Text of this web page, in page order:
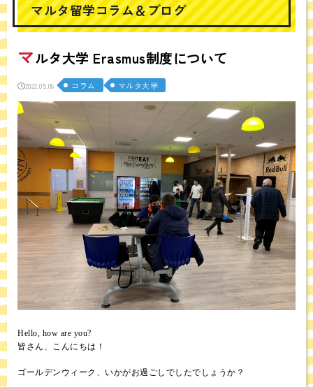
マルタ留学コラム＆ブログ
マルタ大学 Erasmus制度について
2022.05.06 コラム マルタ大学
Hello, how are you?
皆さん、こんにちは！
ゴールデンウィーク、いかがお過ごしでしたでしょうか？